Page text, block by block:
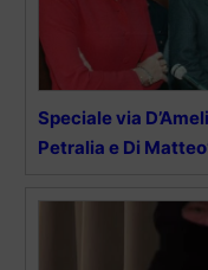
Speciale via
Petralia e Di